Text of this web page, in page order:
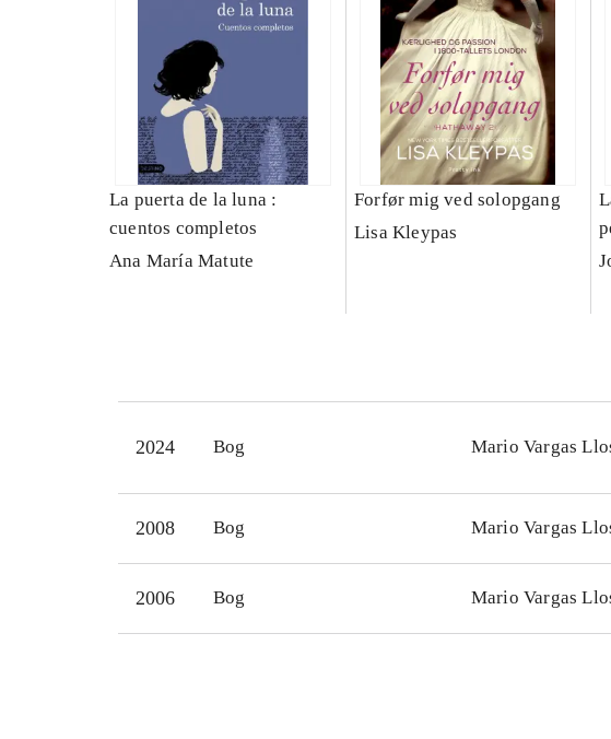
La puerta de la luna :
cuentos completos
Ana María Matute
Forfør mig ved solopgang
Lisa Kleypas
2024 Bog Mario Vargas
2008 Bog Mario Vargas
2006 Bog Mario Vargas